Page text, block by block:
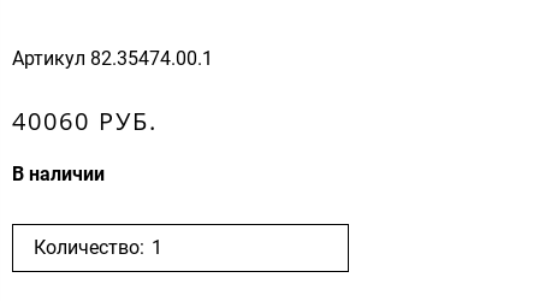
Артикул 82.35474.00.1
40060 РУБ.
В наличии
Количество: